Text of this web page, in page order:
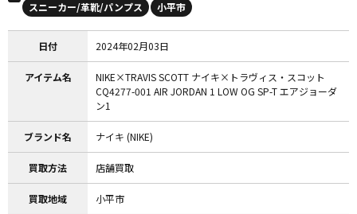
スニーカー/革靴/パンプス 小平市
日付 2024年02月03日
アイテム名
NIKE×TRAVIS SCOTT ナイキ×トラヴィス・スコット
CQ4277-001 AIR JORDAN 1 LOW OG SP-T エアジョーダ
ン1
ブランド名 ナイキ (NIKE)
買取方法 店舗買取
買取地域 小平市